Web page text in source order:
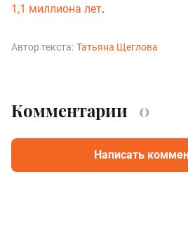
1,1 миллиона лет.
Автор текста: Татьяна Щеглова
Комментарии 0
Написать